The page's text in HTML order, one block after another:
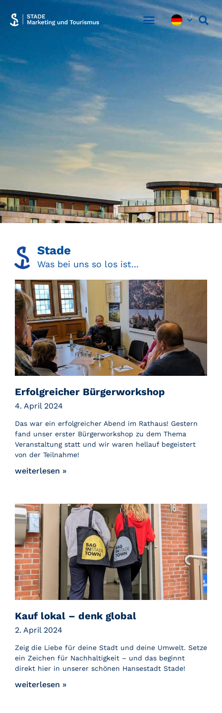
Stade
Was bei uns so los ist...
Erfolgreicher Bürgerworkshop
4. April 2024
Das war ein erfolgreicher Abend im Rathaus! Gestern
fand unser erster Bürgerworkshop zu dem Thema
Veranstaltung statt und wir waren hellauf begeistert
von der Teilnahme!
weiterlesen »
Kauf lokal – denk global
2. April 2024
Zeig die Liebe für deine Stadt und deine Umwelt. Setze
ein Zeichen für Nachhaltigkeit – und das beginnt
direkt hier in unserer schönen Hansestadt Stade!
weiterlesen »